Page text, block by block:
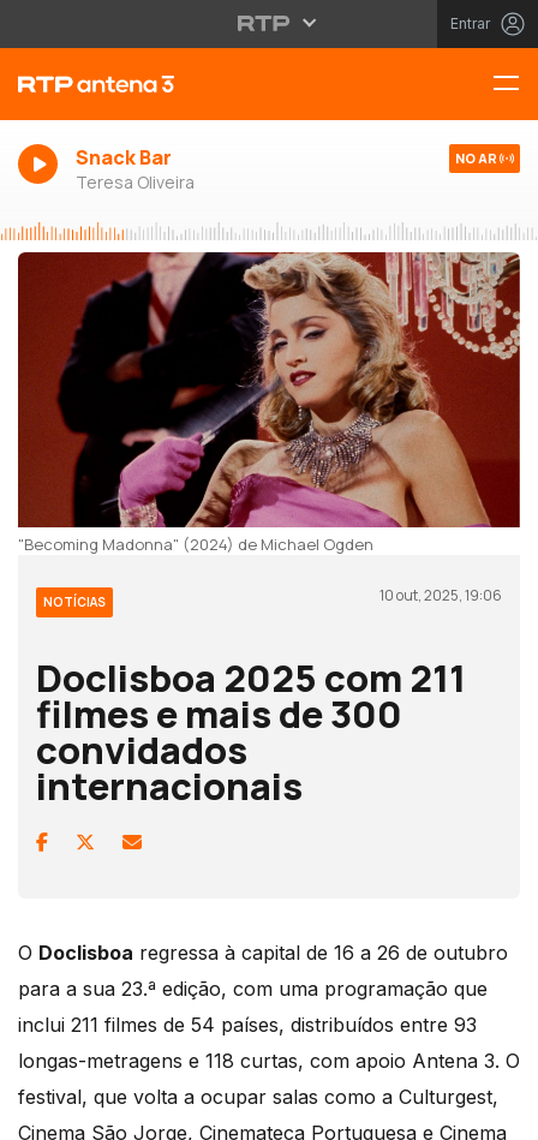
Entrar
Snack Bar
Teresa Oliveira
NO AR
"Becoming Madonna" (2024) de Michael Ogden
NOTÍCIAS 10 out, 2025, 19:06
Doclisboa 2025 com 211
filmes e mais de 300
convidados
internacionais
O Doclisboa regressa à capital de 16 a 26 de outubro
para a sua 23.ª edição, com uma programação que
inclui 211 filmes de 54 países, distribuídos entre 93
longas-metragens e 118 curtas, com apoio Antena 3. O
festival, que volta a ocupar salas como a Culturgest,
Cinema São Jorge, Cinemateca Portuguesa e Cinema